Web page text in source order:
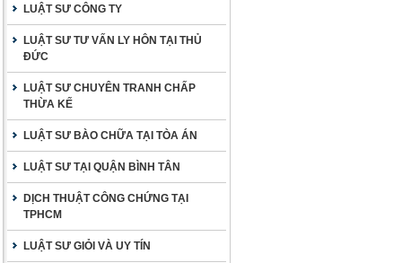
LUẬT SƯ CÔNG TY
LUẬT SƯ TƯ VẤN LY HÔN TẠI THỦ
ĐỨC
LUẬT SƯ CHUYÊN TRANH CHẤP
THỪA KẾ
LUẬT SƯ BÀO CHỮA TẠI TÒA ÁN
LUẬT SƯ TẠI QUẬN BÌNH TÂN
DỊCH THUẬT CÔNG CHỨNG TẠI
TPHCM
LUẬT SƯ GIỎI VÀ UY TÍN